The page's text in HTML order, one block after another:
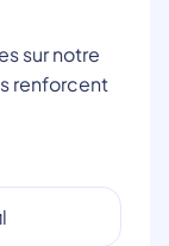
sur notre
renforcent